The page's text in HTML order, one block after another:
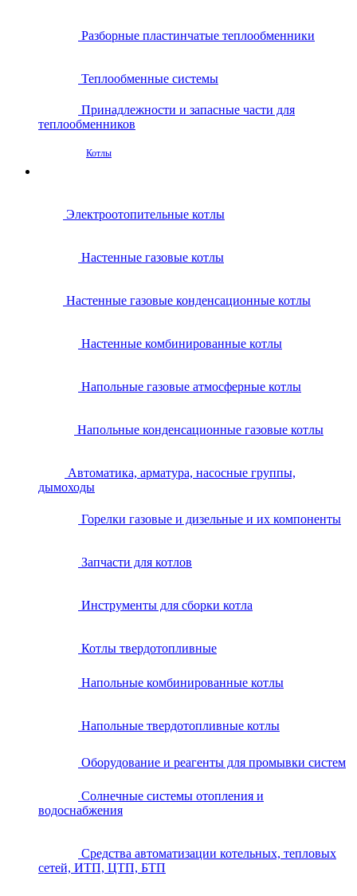
Разборные пластинчатые теплообменники
Теплообменные системы
Принадлежности и запасные части для
теплообменников
Котлы
Электроотопительные котлы
Настенные газовые котлы
Настенные газовые конденсационные котлы
Настенные комбинированные котлы
Напольные газовые атмосферные котлы
Напольные конденсационные газовые котлы
Автоматика, арматура, насосные группы,
дымоходы
Горелки газовые и дизельные и их компоненты
Запчасти для котлов
Инструменты для сборки котла
Котлы твердотопливные
Напольные комбинированные котлы
Напольные твердотопливные котлы
Оборудование и реагенты для промывки систем
Солнечные системы отопления и
водоснабжения
Средства автоматизации котельных, тепловых
сетей, ИТП, ЦТП, БТП